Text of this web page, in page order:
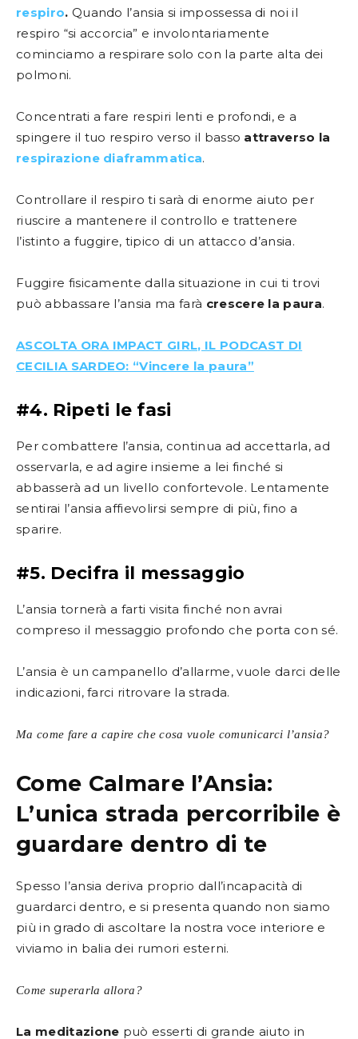
respiro. Quando l’ansia si impossessa di noi il
respiro “si accorcia” e involontariamente
cominciamo a respirare solo con la parte alta dei
polmoni.
Concentrati a fare respiri lenti e profondi, e a
spingere il tuo respiro verso il basso attraverso la
respirazione diaframmatica.
Controllare il respiro ti sarà di enorme aiuto per
riuscire a mantenere il controllo e trattenere
l’istinto a fuggire, tipico di un attacco d’ansia.
Fuggire fisicamente dalla situazione in cui ti trovi
può abbassare l’ansia ma farà crescere la paura.
ASCOLTA ORA IMPACT GIRL, IL PODCAST DI
CECILIA SARDEO: “Vincere la paura”
#4. Ripeti le fasi
Per combattere l’ansia, continua ad accettarla, ad
osservarla, e ad agire insieme a lei finché si
abbasserà ad un livello confortevole. Lentamente
sentirai l’ansia affievolirsi sempre di più, fino a
sparire.
#5. Decifra il messaggio
L’ansia tornerà a farti visita finché non avrai
compreso il messaggio profondo che porta con sé.
L’ansia è un campanello d’allarme, vuole darci delle
indicazioni, farci ritrovare la strada.
Ma come fare a capire che cosa vuole comunicarci l’ansia?
Come Calmare l’Ansia:
L’unica strada percorribile è
guardare dentro di te
Spesso l’ansia deriva proprio dall’incapacità di
guardarci dentro, e si presenta quando non siamo
più in grado di ascoltare la nostra voce interiore e
viviamo in balia dei rumori esterni.
Come superarla allora?
La meditazione può esserti di grande aiuto in